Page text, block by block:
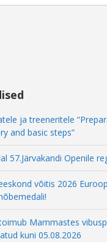
ja treeneritele
and basic steps”
57.Järvakandi Openile
võitis 2026
Mammastes
kuni 05.08.2026